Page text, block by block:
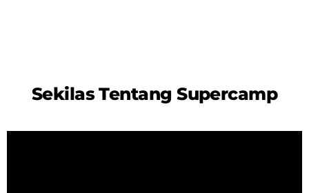
Sekilas Tentang Supercamp